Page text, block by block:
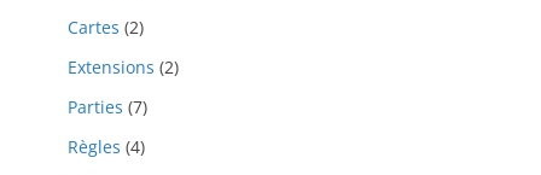
Cartes (2)
Extensions (2)
Parties (7)
Règles (4)